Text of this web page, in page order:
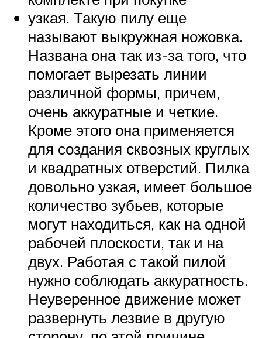
узкая. Такую пилу еще
называют выкружная ножовка.
Названа она так из-за того, что
помогает вырезать линии
различной формы, причем,
очень аккуратные и четкие.
Кроме этого она применяется
для создания сквозных круглых
и квадратных отверстий. Пилка
довольно узкая, имеет большое
количество зубьев, которые
могут находиться, как на одной
рабочей плоскости, так и на
двух. Работая с такой пилой
нужно соблюдать аккуратность.
Неуверенное движение может
развернуть лезвие в другую